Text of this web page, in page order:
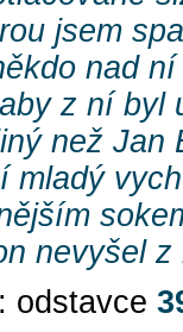
jsem
nad
z ní byl
než Jan
mladý
nevyšel
odstavce